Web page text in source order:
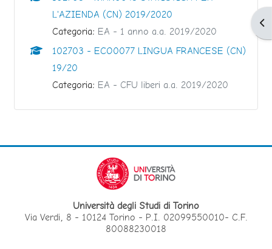
L'AZIENDA (CN) 2019/2020
Categoria: EA - 1 anno a.a. 2019/2020
102703 - ECO0077 LINGUA FRANCESE (CN)
19/20
Categoria: EA - CFU liberi a.a. 2019/2020
Università degli Studi di Torino
Via Verdi, 8 - 10124 Torino - P.I. 02099550010- C.F.
80088230018